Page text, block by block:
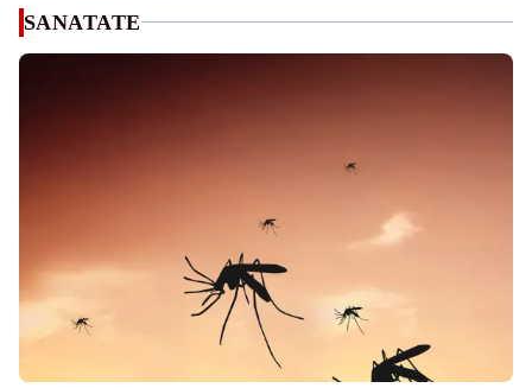
SANATATE